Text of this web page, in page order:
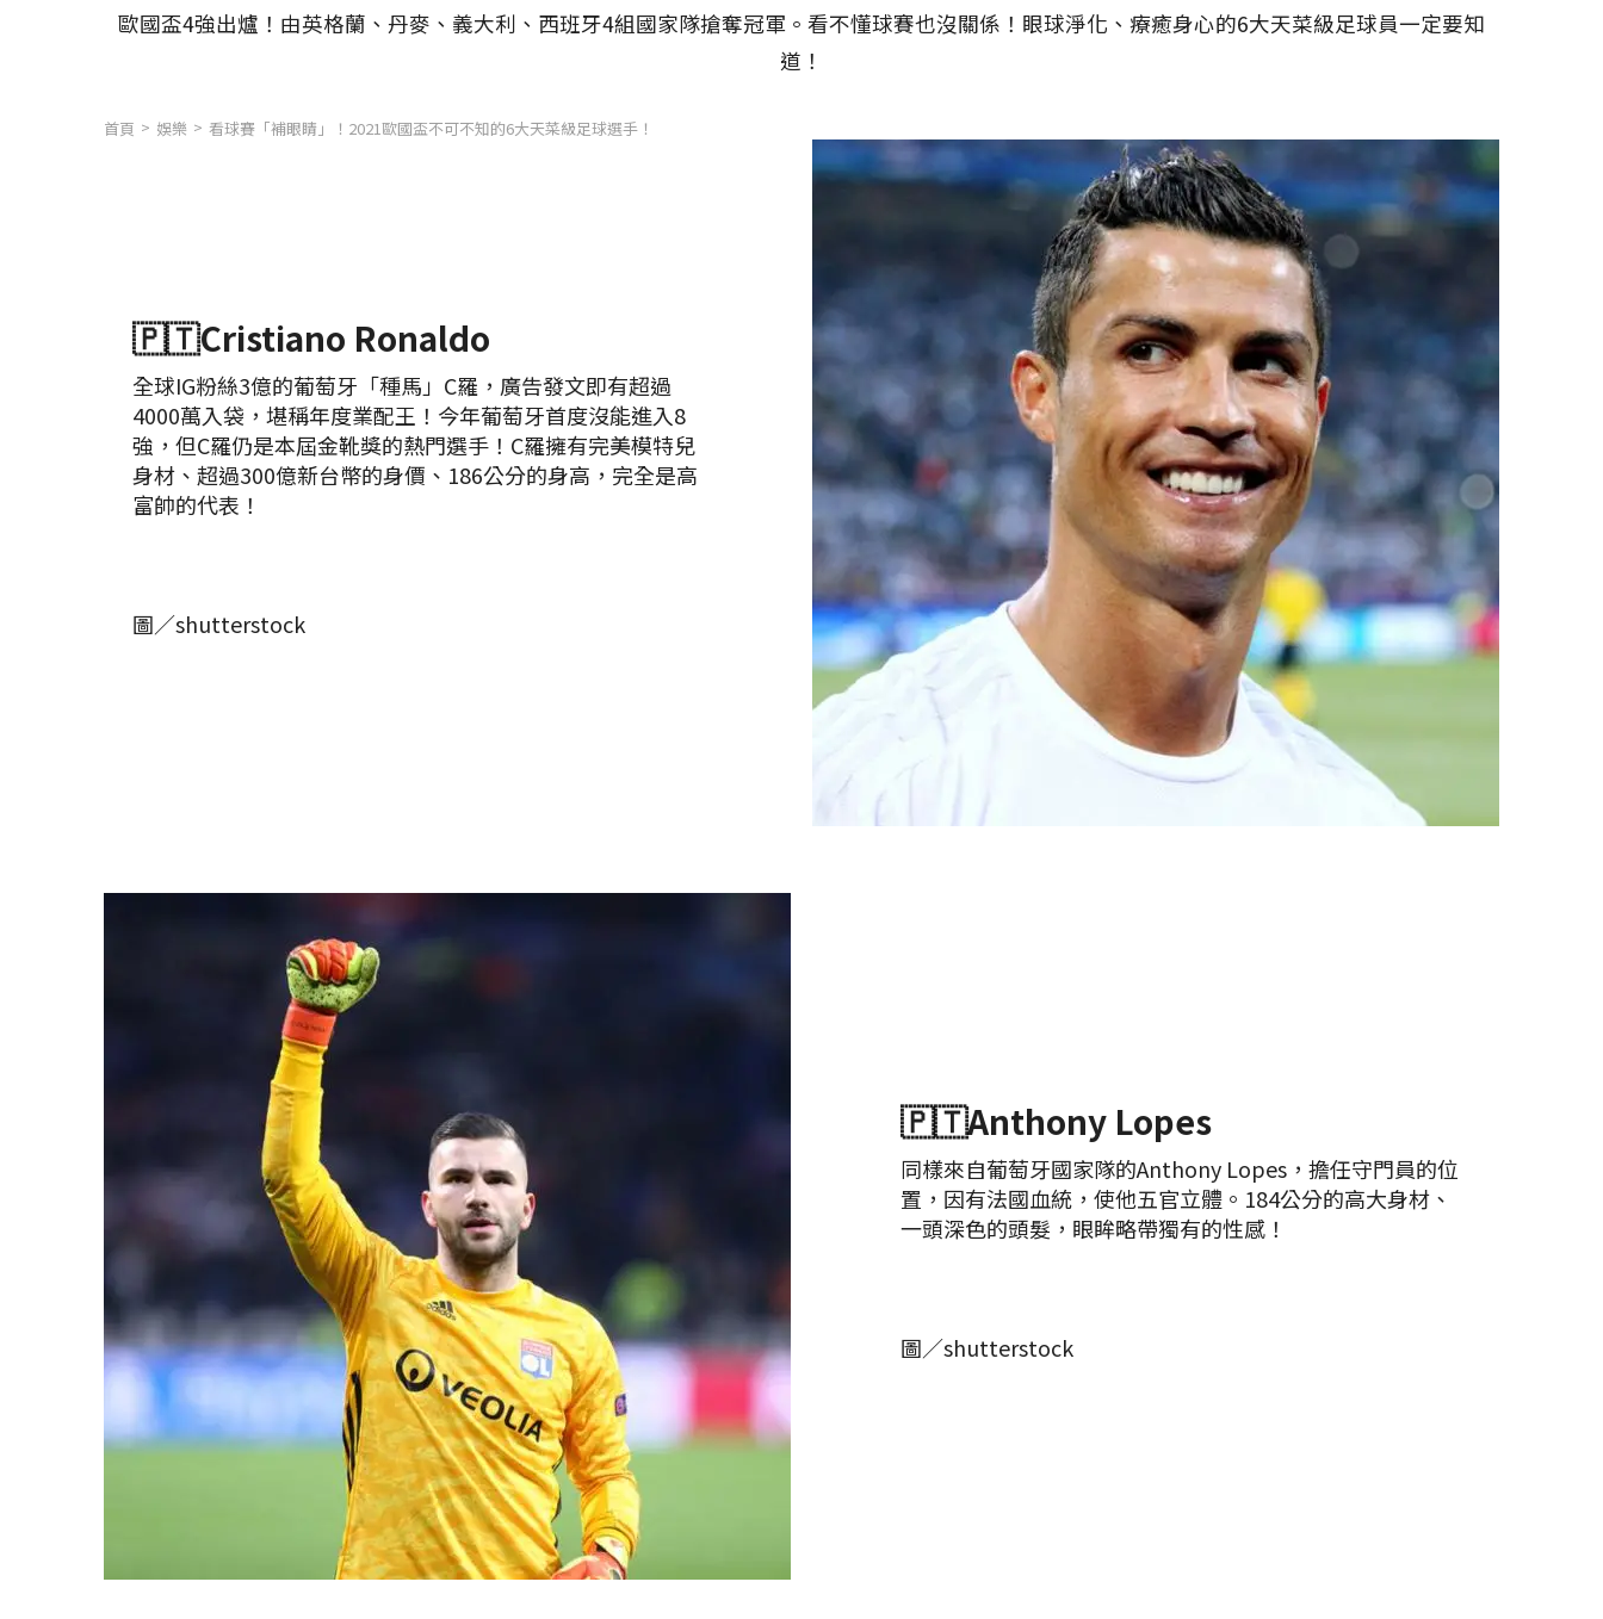
歐國盃4強出爐！由英格蘭、丹麥、義大利、西班牙4組國家隊搶奪冠軍。看不懂球賽也沒關係！眼球淨化、療癒身心的6大天菜級足球員一定要知
道！
首頁 娛樂 看球賽「補眼睛」！2021歐國盃不可不知的6大天菜級足球選手！
🇵🇹Cristiano Ronaldo
全球IG粉絲3億的葡萄牙「種馬」C羅，廣告發文即有超過
4000萬入袋，堪稱年度業配王！今年葡萄牙首度沒能進入8
強，但C羅仍是本屆金靴獎的熱門選手！C羅擁有完美模特兒
身材、超過300億新台幣的身價、186公分的身高，完全是高
富帥的代表！
圖／shutterstock
🇵🇹Anthony Lopes
同樣來自葡萄牙國家隊的Anthony Lopes，擔任守門員的位
置，因有法國血統，使他五官立體。184公分的高大身材、
一頭深色的頭髮，眼眸略帶獨有的性感！
圖／shutterstock